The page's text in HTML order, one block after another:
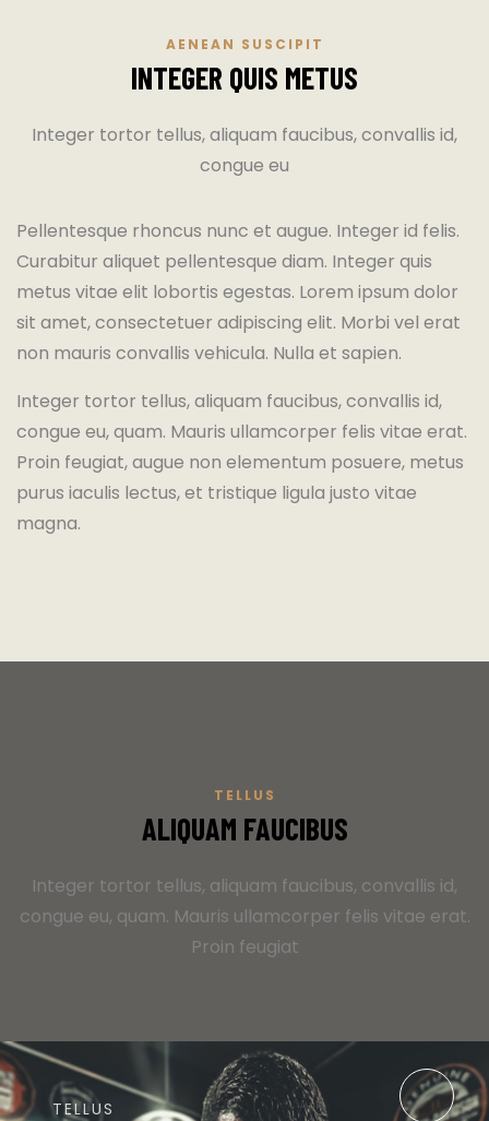
AENEAN SUSCIPIT
INTEGER QUIS METUS
Integer tortor tellus, aliquam faucibus, convallis id,
congue eu
Pellentesque rhoncus nunc et augue. Integer id felis.
Curabitur aliquet pellentesque diam. Integer quis
metus vitae elit lobortis egestas. Lorem ipsum dolor
sit amet, consectetuer adipiscing elit. Morbi vel erat
non mauris convallis vehicula. Nulla et sapien.
Integer tortor tellus, aliquam faucibus, convallis id,
congue eu, quam. Mauris ullamcorper felis vitae erat.
Proin feugiat, augue non elementum posuere, metus
purus iaculis lectus, et tristique ligula justo vitae
magna.
TELLUS
ALIQUAM FAUCIBUS
Integer tortor tellus, aliquam faucibus, convallis id,
congue eu, quam. Mauris ullamcorper felis vitae erat.
Proin feugiat
TELLUS